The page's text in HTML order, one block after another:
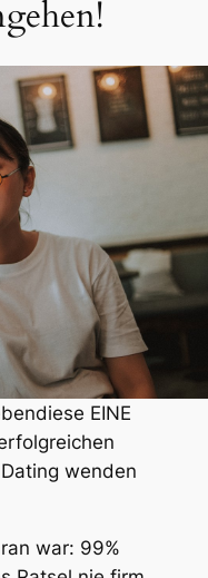
EINE
wenden
war: 99%